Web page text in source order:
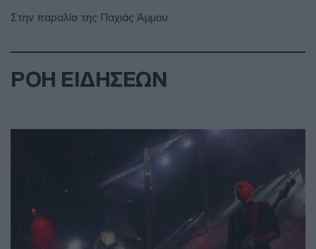
Στην παραλία της Παχιάς Άμμου
ΡΟΗ ΕΙΔΗΣΕΩΝ